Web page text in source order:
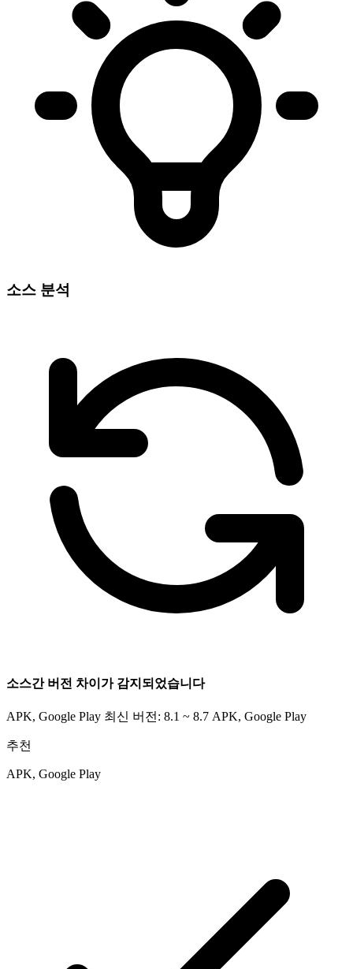
소스 분석
소스간 버전 차이가 감지되었습니다
APK, Google Play 최신 버전: 8.1 ~ 8.7 APK, Google Play
추천
APK, Google Play